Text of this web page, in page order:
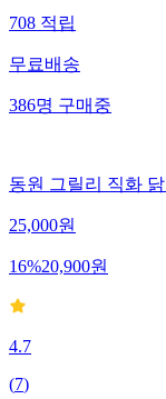
708적립
무료배송
386명구매중
동원 그릴리 직화
25,000원
16%20,900원
4.7
(7)